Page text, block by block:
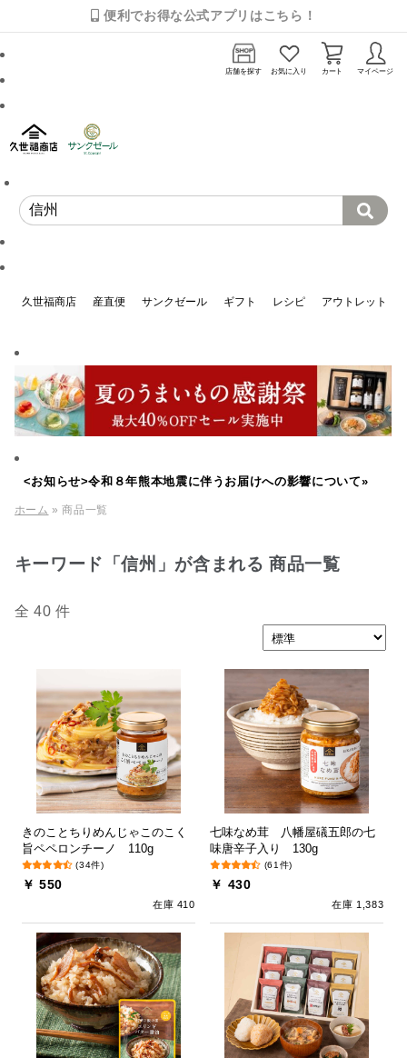
便利でお得な公式アプリはこちら！
店舗を探す お気に入り カート マイページ
久世福商店 産直便 サンクゼール ギフト レシピ アウトレット
<お知らせ>令和８年熊本地震に伴うお届けへの影響について»
ホーム » 商品一覧
キーワード「信州」が含まれる 商品一覧
全 40 件
きのことちりめんじゃこのこく
旨ペペロンチーノ 110g
(34件)
￥ 550
在庫 410
七味なめ茸 八幡屋礒五郎の七
味唐辛子入り 130g
(61件)
￥ 430
在庫 1,383